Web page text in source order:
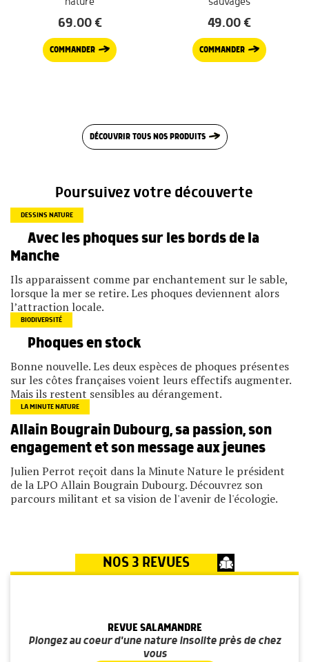
69.00€
COMMANDER
49.00€
COMMANDER
DÉCOUVRIR TOUS NOS PRODUITS
Poursuivez votre découverte
DESSINS NATURE
Avec les phoques sur les bords de la
Manche
Ils apparaissent comme par enchantement sur le sable,
lorsque la mer se retire. Les phoques deviennent alors
l’attraction locale.
BIODIVERSITÉ
Phoques en stock
Bonne nouvelle. Les deux espèces de phoques présentes
sur les côtes françaises voient leurs effectifs augmenter.
Mais ils restent sensibles au dérangement.
LA MINUTE NATURE
Allain Bougrain Dubourg, sa passion, son
engagement et son message aux jeunes
Julien Perrot reçoit dans la Minute Nature le président
de la LPO Allain Bougrain Dubourg. Découvrez son
parcours militant et sa vision de l'avenir de l'écologie.
NOS 3 REVUES
REVUE SALAMANDRE
Plongez au coeur d'une nature insolite près de chez
vous